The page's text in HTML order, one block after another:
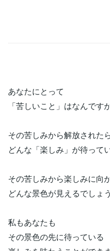
あなたにとって
「苦しいこと」はなんです
その苦しみから解放された
どんな「楽しみ」が待って
その苦しみから楽しみに向
どんな景色が見えるでしょ
私もあなたも
その景色の先に待っている